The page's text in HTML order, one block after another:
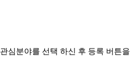
심분야를 선택 하신 후 등록 버튼을